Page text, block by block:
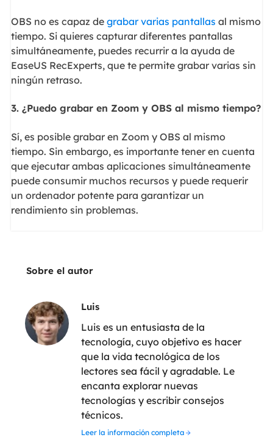
OBS no es capaz de grabar varias pantallas al mismo
tiempo. Si quieres capturar diferentes pantallas
simultáneamente, puedes recurrir a la ayuda de
EaseUS RecExperts, que te permite grabar varias sin
ningún retraso.
3. ¿Puedo grabar en Zoom y OBS al mismo tiempo?
Sí, es posible grabar en Zoom y OBS al mismo
tiempo. Sin embargo, es importante tener en cuenta
que ejecutar ambas aplicaciones simultáneamente
puede consumir muchos recursos y puede requerir
un ordenador potente para garantizar un
rendimiento sin problemas.
Sobre el autor
Luis
Luis es un entusiasta de la
tecnología, cuyo objetivo es hacer
que la vida tecnológica de los
lectores sea fácil y agradable. Le
encanta explorar nuevas
tecnologías y escribir consejos
técnicos.
Leer la información completa